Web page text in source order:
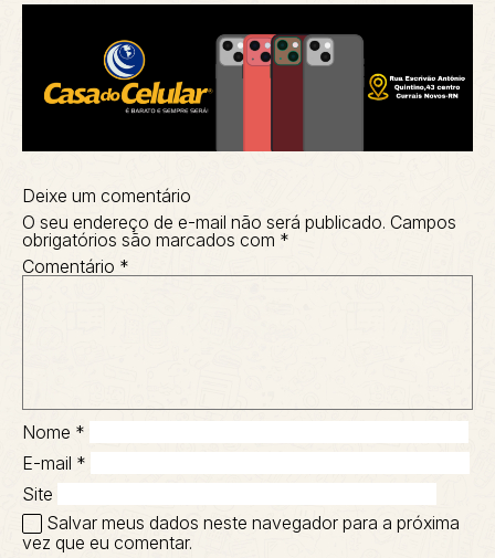
Deixe um comentário
O seu endereço de e-mail não será publicado. Campos
obrigatórios são marcados com *
Comentário *
Nome *
E-mail *
Site
Salvar meus dados neste navegador para a próxima
vez que eu comentar.